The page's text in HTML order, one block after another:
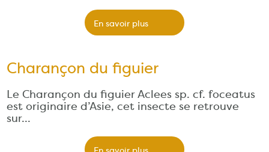
En savoir plus
Charançon du figuier
Le Charançon du figuier Aclees sp. cf. foceatus
est originaire d’Asie, cet insecte se retrouve
sur…